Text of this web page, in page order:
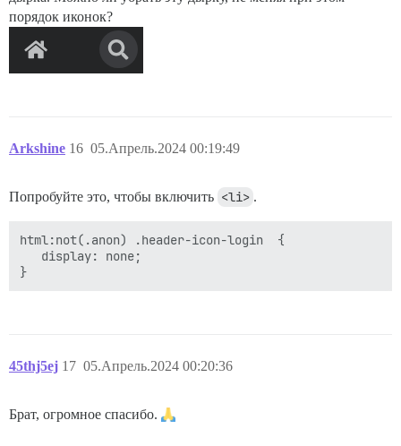
порядок иконок?
Arkshine 05.Апрель.2024 00:19:49
16
Попробуйте это, чтобы включить <li> .
html:not(.anon) .header-icon-login  {
   display: none;
45thj5ej 05.Апрель.2024 00:20:36
17
Брат, огромное спасибо.